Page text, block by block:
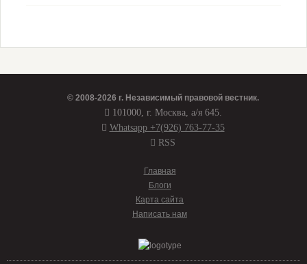
© 2008-2026 г. Независимый правовой вестник.
101000, г. Москва, а/я 645.
Whatsapp +7(926) 763-77-35
RSS
Главная
Блоги
Карта сайта
Написать нам